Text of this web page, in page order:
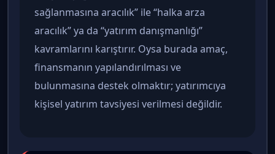
sağlanmasına aracılık” ile “halka arza
aracılık” ya da “yatırım danışmanlığı”
kavramlarını karıştırır. Oysa burada amaç,
finansmanın yapılandırılması ve
bulunmasına destek olmaktır; yatırımcıya
kişisel yatırım tavsiyesi verilmesi değildir.